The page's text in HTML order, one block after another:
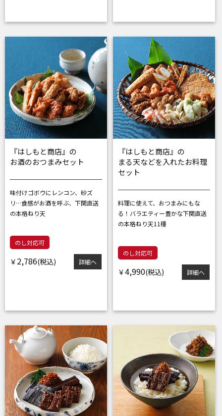
『はしもと商店』の
お酒のおつまみセット
味付けゴボウにレンコン、砂ズ
リ…食感がお酒を呼ぶ、下関直送
の本格ねり天
のし対応可
￥ 2,786 詳細へ
『はしもと商店』の
まる天などを入れたお料理
セット
料理に使えて、おつまみにもな
る！ バラエティー豊かな下関直送
の本格ねり天11種
のし対応可
￥4,990 詳細へ